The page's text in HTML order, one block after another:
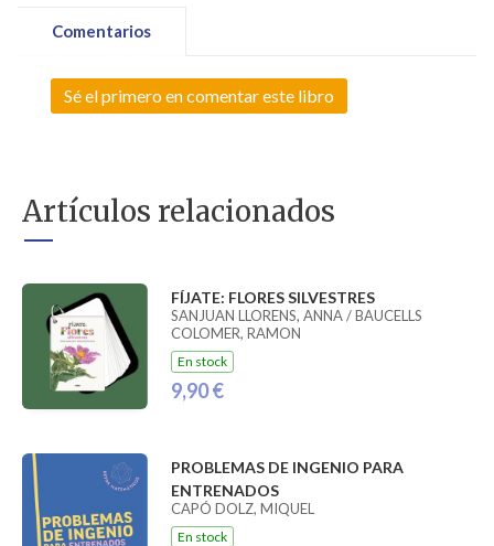
Comentarios
Sé el primero en comentar este libro
Artículos relacionados
FÍJATE: FLORES SILVESTRES
SANJUAN LLORENS, ANNA / BAUCELLS
COLOMER, RAMON
En stock
9,90 €
PROBLEMAS DE INGENIO PARA
ENTRENADOS
CAPÓ DOLZ, MIQUEL
En stock